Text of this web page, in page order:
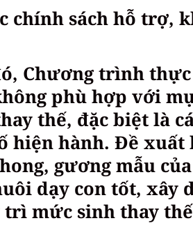
chính sách hỗ trợ,
Chương trình
phù hợp với
thế, đặc biệt là
hiện hành. Đề
gương mẫu
dạy con tốt, xây
trì mức sinh thay